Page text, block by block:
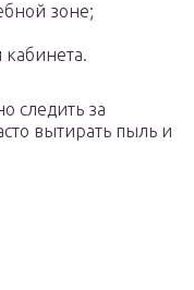
зоне;
кабинета.
следить за
вытирать пыль и